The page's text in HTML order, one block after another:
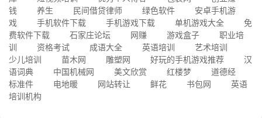
钱
养生 民间借贷律师 绿色软件
安卓手机游
戏
手机软件下载 手机游戏下载 单机游戏大全
免
费软件下载
石家庄论坛 网赚 游戏盒子
职业培
训
资格考试 成语大全 英语培训
艺术培训
少儿培训
苗木网 雕塑网 好玩的手机游戏推荐
汉
语词典
中国机械网 美文欣赏 红楼梦
道德经
标准件
电地暖 网站转让 鲜花 书包网
英语
培训机构